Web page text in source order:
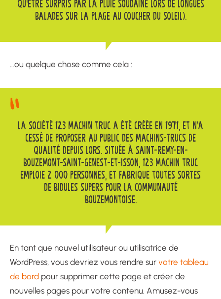
QU’ÊTRE SURPRIS PAR LA PLUIE SOUDAINE LORS DE LONGUES
BALADES SUR LA PLAGE AU COUCHER DU SOLEIL).
…ou quelque chose comme cela :
LA SOCIÉTÉ 123 MACHIN TRUC A ÉTÉ CRÉÉE EN 1971, ET N’A
CESSÉ DE PROPOSER AU PUBLIC DES MACHINS-TRUCS DE
QUALITÉ DEPUIS LORS. SITUÉE À SAINT-REMY-EN-
BOUZEMONT-SAINT-GENEST-ET-ISSON, 123 MACHIN TRUC
EMPLOIE 2 000 PERSONNES, ET FABRIQUE TOUTES SORTES
DE BIDULES SUPERS POUR LA COMMUNAUTÉ
BOUZEMONTOISE.
En tant que nouvel utilisateur ou utilisatrice de
WordPress, vous devriez vous rendre survotre tableau
de bord pour supprimer cette page et créer de
nouvelles pages pour votre contenu. Amusez-vous